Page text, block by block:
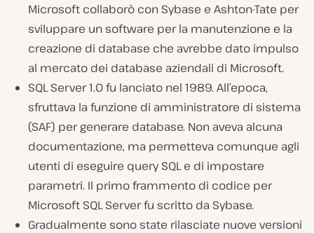
Microsoft collaborò con Sybase e Ashton-Tate per
sviluppare un software per la manutenzione e la
creazione di database che avrebbe dato impulso
al mercato dei database aziendali di Microsoft.
SQL Server 1.0 fu lanciato nel 1989. All’epoca,
sfruttava la funzione di amministratore di sistema
(SAF) per generare database. Non aveva alcuna
documentazione, ma permetteva comunque agli
utenti di eseguire query SQL e di impostare
parametri. Il primo frammento di codice per
Microsoft SQL Server fu scritto da Sybase.
Gradualmente sono state rilasciate nuove versioni